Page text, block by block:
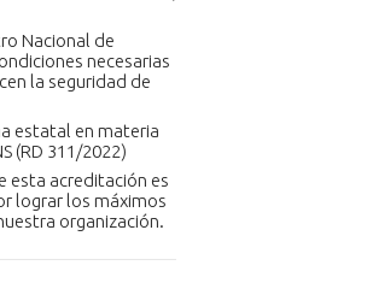
Nacional de
necesarias
la seguridad de
estatal en materia
(RD 311/2022)
esta acreditación es
lograr los máximos
organización.